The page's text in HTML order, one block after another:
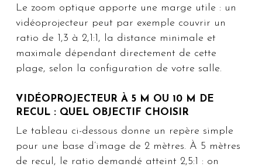
Le zoom optique apporte une marge utile : un
vidéoprojecteur peut par exemple couvrir un
ratio de 1,3 à 2,1:1, la distance minimale et
maximale dépendant directement de cette
plage, selon la configuration de votre salle.
VIDÉOPROJECTEUR À 5 M OU 10 M DE
RECUL : QUEL OBJECTIF CHOISIR
Le tableau ci-dessous donne un repère simple
pour une base d’image de 2 mètres. À 5 mètres
de recul, le ratio demandé atteint 2,5:1 : on